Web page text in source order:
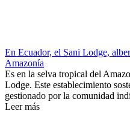
En Ecuador, el Sani Lodge,
Amazonía
Es en la selva tropical del
Lodge. Este establecimiento
gestionado por la comunidad
Leer más